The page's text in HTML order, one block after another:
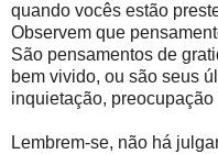
quando vocês estão
Observem que
São pensamentos de
bem vivido, ou são seus
inquietação,
Lembrem-se, não há